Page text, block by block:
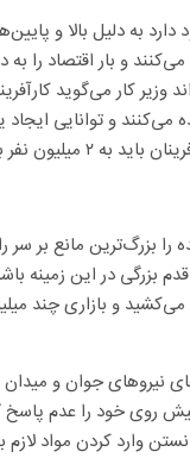
به دلیل بالا و
کار می‌گوید
می‌کنند و توانایی
در این راه موفق شویم.
بزرگ‌ترین مانع بر
در این زمینه
و بازاری چند
نیرو‌های جوان و میدان
روی خود را عدم پاسخ
وارد کردن مواد